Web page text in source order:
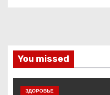
You missed
ЗДОРОВЬЕ